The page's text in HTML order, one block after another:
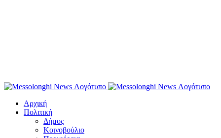
Αρχική
Πολιτική
Δήμος
Κοινοβούλιο